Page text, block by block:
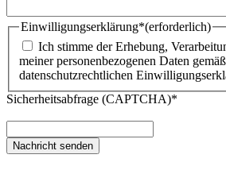
Einwilligungserklärung*(erforderlich)
Ich stimme der Erhebung,
meiner personenbezogenen Daten
datenschutzrechtlichen
Sicherheitsabfrage (CAPTCHA)*